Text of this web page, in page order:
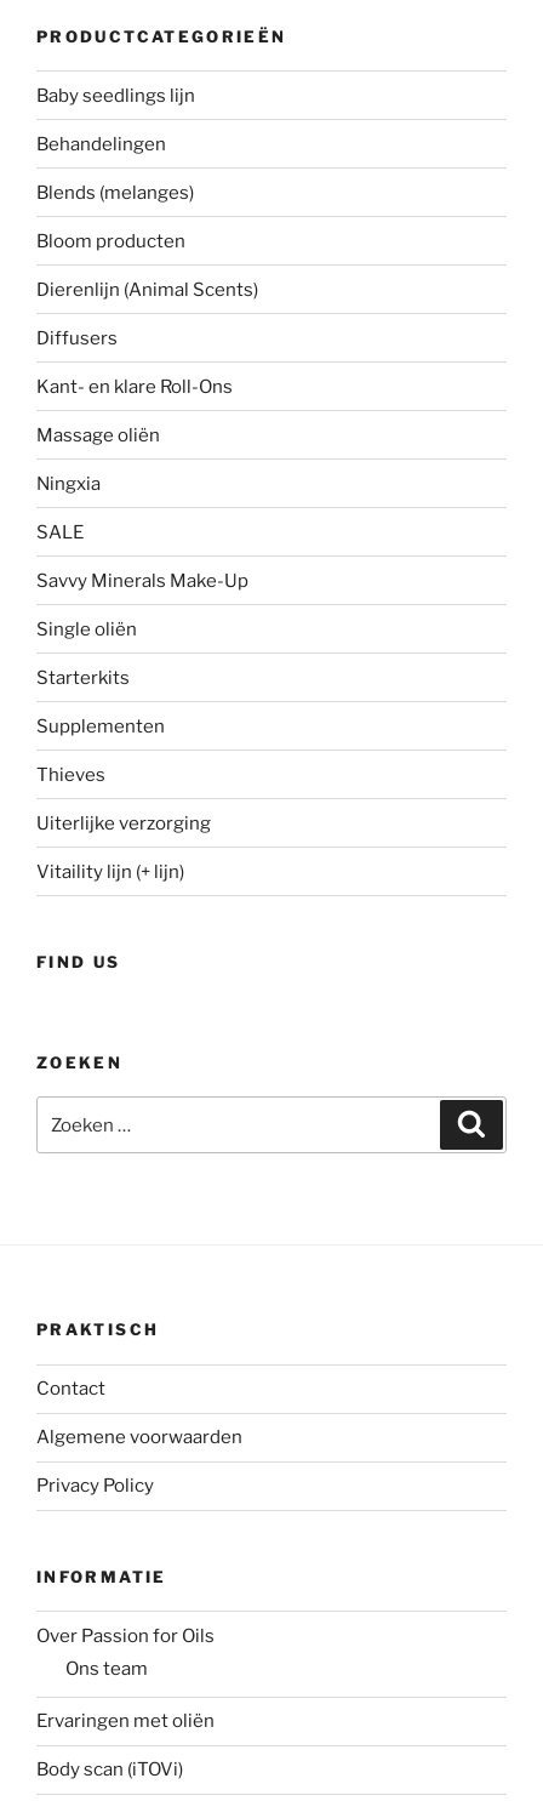
PRODUCTCATEGORIEËN
Baby seedlings lijn
Behandelingen
Blends (melanges)
Bloom producten
Dierenlijn (Animal Scents)
Diffusers
Kant- en klare Roll-Ons
Massage oliën
Ningxia
SALE
Savvy Minerals Make-Up
Single oliën
Starterkits
Supplementen
Thieves
Uiterlijke verzorging
Vitaility lijn (+ lijn)
FIND US
ZOEKEN
naar:
PRAKTISCH
Contact
Algemene voorwaarden
Privacy Policy
INFORMATIE
Over Passion for Oils
Ons team
Ervaringen met oliën
Body scan (iTOVi)